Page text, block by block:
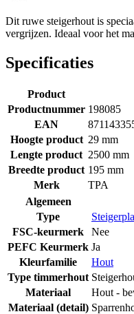
Dit ruwe steigerhout is
vergrijzen. Ideaal voor het
Specificaties
Product
Productnummer 198085
EAN
Hoogte product 29 mm
Lengte product 2500 mm
Breedte product 195 mm
Merk
TPA
Algemeen
Type
FSC-keurmerk
Nee
PEFC Keurmerk Ja
Kleurfamilie
Hout
Type timmerhout
Materiaal
Hout -
Materiaal (detail)